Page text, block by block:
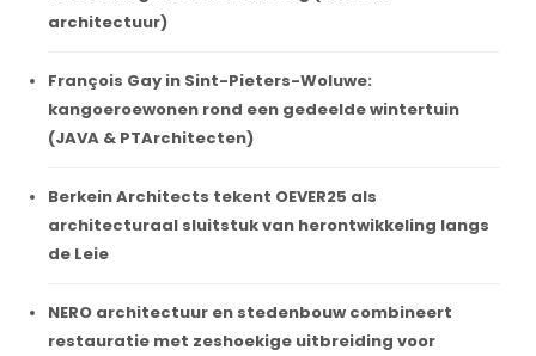
architectuur)
François Gay in Sint-Pieters-Woluwe:
kangoeroewonen rond een gedeelde wintertuin
(JAVA & PTArchitecten)
Berkein Architects tekent OEVER25 als
architecturaal sluitstuk van herontwikkeling langs
de Leie
NERO architectuur en stedenbouw combineert
restauratie met zeshoekige uitbreiding voor